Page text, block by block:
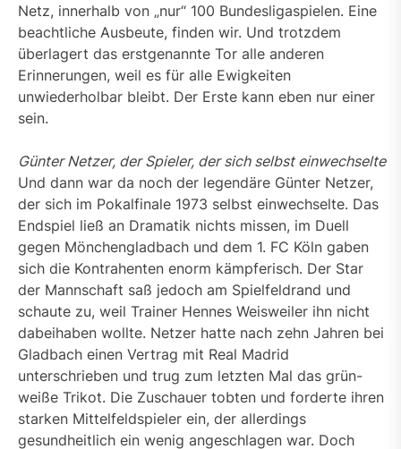
Netz, innerhalb von „nur“ 100 Bundesligaspielen. Eine
beachtliche Ausbeute, finden wir. Und trotzdem
überlagert das erstgenannte Tor alle anderen
Erinnerungen, weil es für alle Ewigkeiten
unwiederholbar bleibt. Der Erste kann eben nur einer
sein.
Günter Netzer, der Spieler, der sich selbst einwechselte
Und dann war da noch der legendäre Günter Netzer,
der sich im Pokalfinale 1973 selbst einwechselte. Das
Endspiel ließ an Dramatik nichts missen, im Duell
gegen Mönchengladbach und dem 1. FC Köln gaben
sich die Kontrahenten enorm kämpferisch. Der Star
der Mannschaft saß jedoch am Spielfeldrand und
schaute zu, weil Trainer Hennes Weisweiler ihn nicht
dabeihaben wollte. Netzer hatte nach zehn Jahren bei
Gladbach einen Vertrag mit Real Madrid
unterschrieben und trug zum letzten Mal das grün-
weiße Trikot. Die Zuschauer tobten und forderte ihren
starken Mittelfeldspieler ein, der allerdings
gesundheitlich ein wenig angeschlagen war. Doch